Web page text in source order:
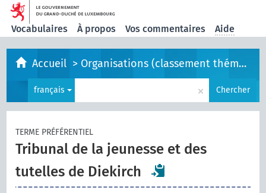
Vocabulaires À propos Vos commentaires Aide
Accueil > Organisations (classement thématique)
français × Chercher
TERME PRÉFÉRENTIEL
Tribunal de la jeunesse et des
tutelles de Diekirch